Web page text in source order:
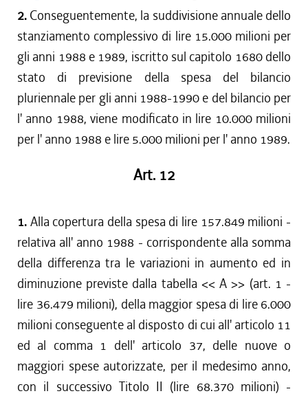
2. Conseguentemente, la suddivisione annuale dello
stanziamento complessivo di lire 15.000 milioni per
gli anni 1988 e 1989, iscritto sul capitolo 1680 dello
stato di previsione della spesa del bilancio
pluriennale per gli anni 1988-1990 e del bilancio per
l' anno 1988, viene modificato in lire 10.000 milioni
per l' anno 1988 e lire 5.000 milioni per l' anno 1989.
Art. 12
1. Alla copertura della spesa di lire 157.849 milioni -
relativa all' anno 1988 - corrispondente alla somma
della differenza tra le variazioni in aumento ed in
diminuzione previste dalla tabella << A >> (art. 1 -
lire 36.479 milioni), della maggior spesa di lire 6.000
milioni conseguente al disposto di cui all' articolo 11
ed al comma 1 dell' articolo 37, delle nuove o
maggiori spese autorizzate, per il medesimo anno,
con il successivo Titolo II (lire 68.370 milioni) -